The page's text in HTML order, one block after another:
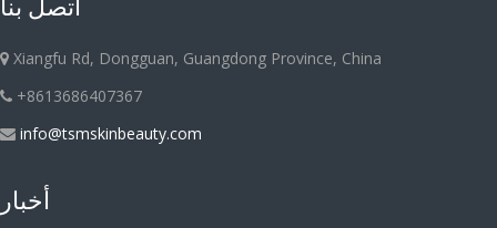
Xiangfu Rd, Dongguan, Guangdong Province, China
+8613686407367
info@tsmskinbeauty.com
أخبار